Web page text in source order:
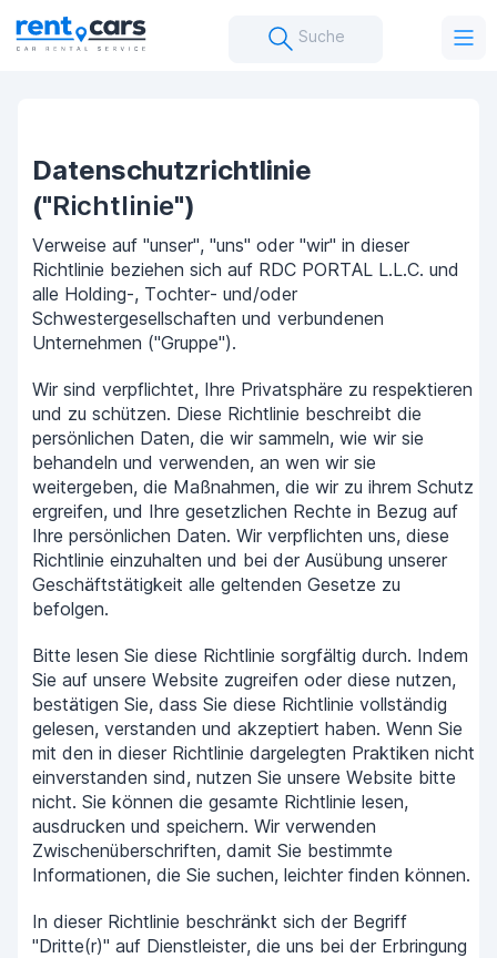
Suche
Datenschutzrichtlinie
("Richtlinie")
Verweise auf "unser", "uns" oder "wir" in dieser
Richtlinie beziehen sich auf RDC PORTAL L.L.C. und
alle Holding-, Tochter- und/oder
Schwestergesellschaften und verbundenen
Unternehmen ("Gruppe").
Wir sind verpflichtet, Ihre Privatsphäre zu respektieren
und zu schützen. Diese Richtlinie beschreibt die
persönlichen Daten, die wir sammeln, wie wir sie
behandeln und verwenden, an wen wir sie
weitergeben, die Maßnahmen, die wir zu ihrem Schutz
ergreifen, und Ihre gesetzlichen Rechte in Bezug auf
Ihre persönlichen Daten. Wir verpflichten uns, diese
Richtlinie einzuhalten und bei der Ausübung unserer
Geschäftstätigkeit alle geltenden Gesetze zu
befolgen.
Bitte lesen Sie diese Richtlinie sorgfältig durch. Indem
Sie auf unsere Website zugreifen oder diese nutzen,
bestätigen Sie, dass Sie diese Richtlinie vollständig
gelesen, verstanden und akzeptiert haben. Wenn Sie
mit den in dieser Richtlinie dargelegten Praktiken nicht
einverstanden sind, nutzen Sie unsere Website bitte
nicht. Sie können die gesamte Richtlinie lesen,
ausdrucken und speichern. Wir verwenden
Zwischenüberschriften, damit Sie bestimmte
Informationen, die Sie suchen, leichter finden können.
In dieser Richtlinie beschränkt sich der Begriff
"Dritte(r)" auf Dienstleister, die uns bei der Erbringung